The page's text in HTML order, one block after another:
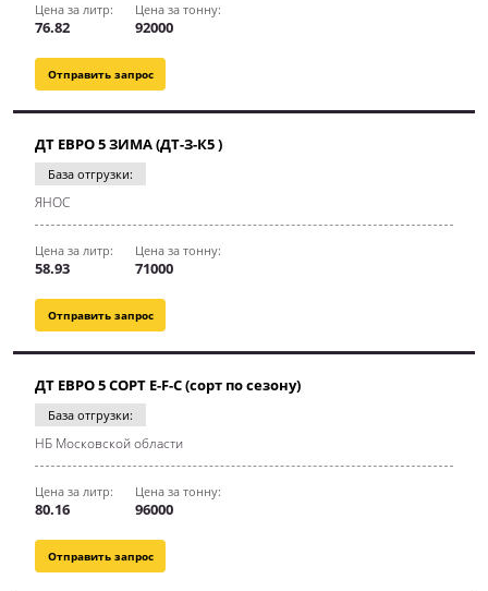
Отправить запрос
Цена за литр:
76.82
Цена за тонну:
92000
Отправить запрос
ДТ ЕВРО 5 ЗИМА (ДТ-З-К5 )
База отгрузки:
ЯНОС
Цена за литр:
58.93
Цена за тонну:
71000
Отправить запрос
ДТ ЕВРО 5 СОРТ E-F-C (сорт по сезону)
База отгрузки:
НБ Московской области
Цена за литр:
80.16
Цена за тонну:
96000